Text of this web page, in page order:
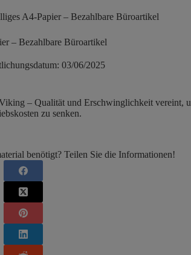
A4-Papier – Bezahlbare Büroartikel
– Bezahlbare Büroartikel
03/06/2025
– Qualität und Erschwinglichkeit vereint,
zu senken.
benötigt? Teilen Sie die Informationen!